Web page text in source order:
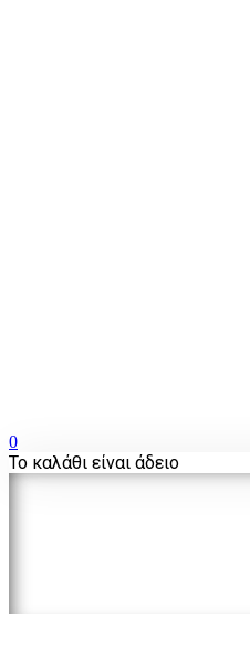
0
Το καλάθι είναι άδειο